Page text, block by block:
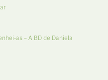
as – A BD de Daniela